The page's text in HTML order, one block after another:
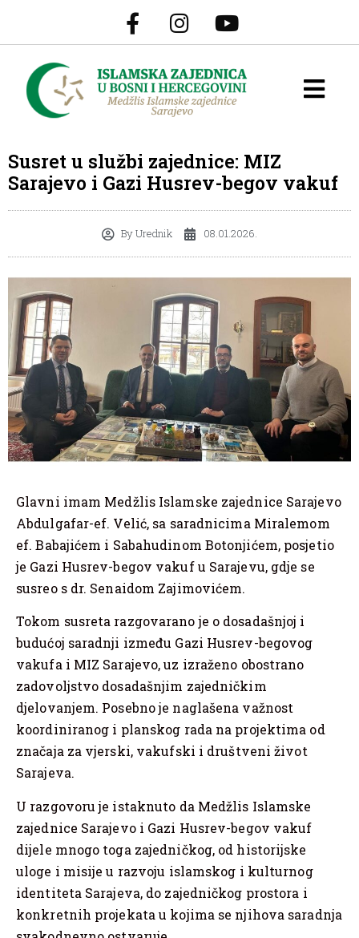
Susret u službi zajednice: MIZ
Sarajevo i Gazi Husrev-begov vakuf
ByUrednik 08.01.2026.
Glavni imam Medžlis Islamske zajednice Sarajevo
Abdulgafar-ef. Velić, sa saradnicima Miralemom
ef. Babajićem i Sabahudinom Botonjićem, posjetio
je Gazi Husrev-begov vakuf u Sarajevu, gdje se
susreo s dr. Senaidom Zajimovićem.
Tokom susreta razgovarano je o dosadašnjoj i
budućoj saradnji između Gazi Husrev-begovog
vakufa i MIZ Sarajevo, uz izraženo obostrano
zadovoljstvo dosadašnjim zajedničkim
djelovanjem. Posebno je naglašena važnost
koordiniranog i planskog rada na projektima od
značaja za vjerski, vakufski i društveni život
Sarajeva.
U razgovoru je istaknuto da Medžlis Islamske
zajednice Sarajevo i Gazi Husrev-begov vakuf
dijele mnogo toga zajedničkog, od historijske
uloge i misije u razvoju islamskog i kulturnog
identiteta Sarajeva, do zajedničkog prostora i
konkretnih projekata u kojima se njihova saradnja